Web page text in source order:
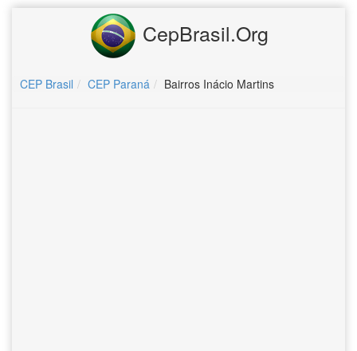
CepBrasil.Org
CEP Brasil CEP Paraná Bairros Inácio Martins